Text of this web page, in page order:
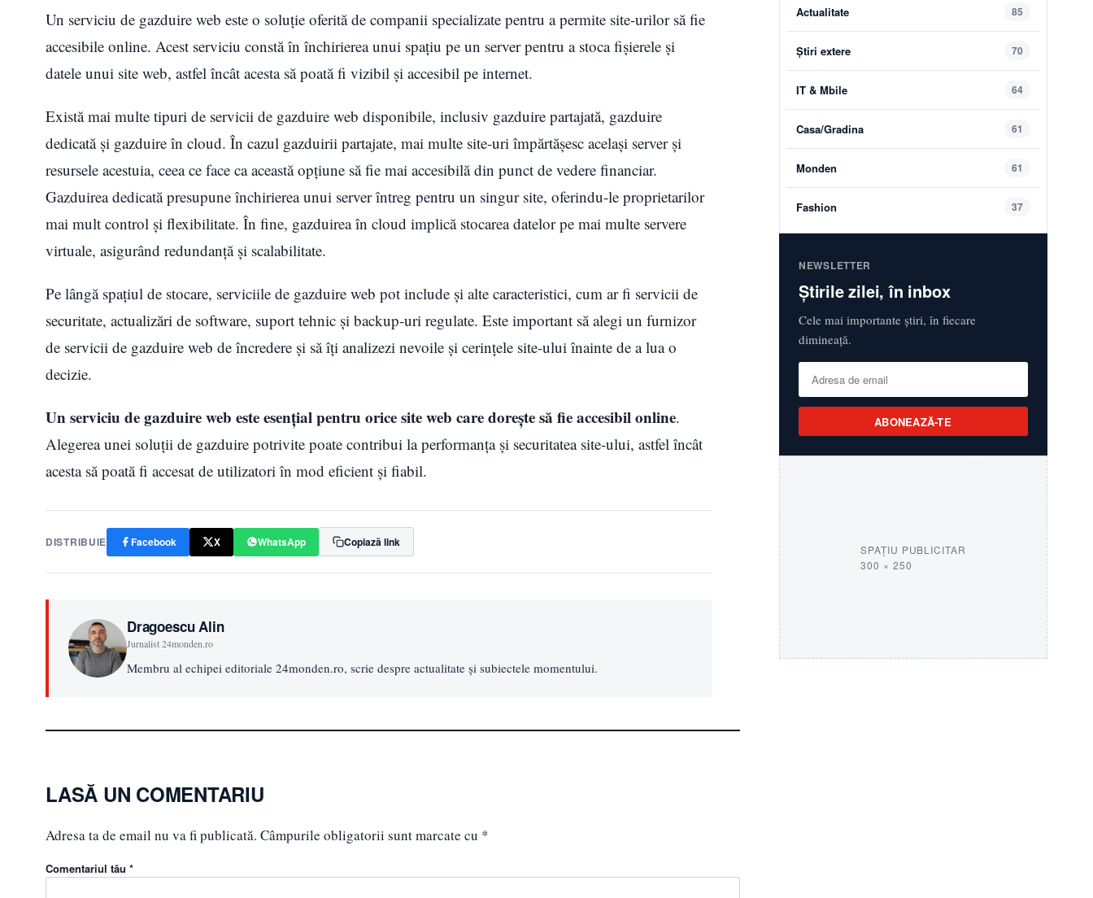
Un serviciu de gazduire web este o soluție oferită de companii specializate pentru a permite site-urilor să fie
accesibile online. Acest serviciu constă în închirierea unui spațiu pe un server pentru a stoca fișierele și
datele unui site web, astfel încât acesta să poată fi vizibil și accesibil pe internet.
Există mai multe tipuri de servicii de gazduire web disponibile, inclusiv gazduire partajată, gazduire
dedicată și gazduire în cloud. În cazul gazduirii partajate, mai multe site-uri împărtășesc același server și
resursele acestuia, ceea ce face ca această opțiune să fie mai accesibilă din punct de vedere financiar.
Gazduirea dedicată presupune închirierea unui server întreg pentru un singur site, oferindu-le proprietarilor
mai mult control și flexibilitate. În fine, gazduirea în cloud implică stocarea datelor pe mai multe servere
virtuale, asigurând redundanță și scalabilitate.
Pe lângă spațiul de stocare, serviciile de gazduire web pot include și alte caracteristici, cum ar fi servicii de
securitate, actualizări de software, suport tehnic și backup-uri regulate. Este important să alegi un furnizor
de servicii de gazduire web de încredere și să îți analizezi nevoile și cerințele site-ului înainte de a lua o
decizie.
Un serviciu de gazduire web este esențial pentru orice site web care dorește să fie accesibil online.
Alegerea unei soluții de gazduire potrivite poate contribui la performanța și securitatea site-ului, astfel încât
acesta să poată fi accesat de utilizatori în mod eficient și fiabil.
DISTRIBUIE Facebook X WhatsApp Copiază link
Dragoescu Alin
Jurnalist 24monden.ro
Membru al echipei editoriale 24monden.ro, scrie despre actualitate și subiectele momentului.
LASĂ UN COMENTARIU
Adresa ta de email nu va fi publicată. Câmpurile obligatorii sunt marcate cu *
Comentariul tău *
Actualitate 85
Știri extere 70
IT & Mbile 64
Casa/Gradina 61
Monden 61
Fashion 37
NEWSLETTER
Știrile zilei, în inbox
Cele mai importante știri, în fiecare
dimineață.
ABONEAZĂ-TE
SPAȚIU PUBLICITAR
300 × 250